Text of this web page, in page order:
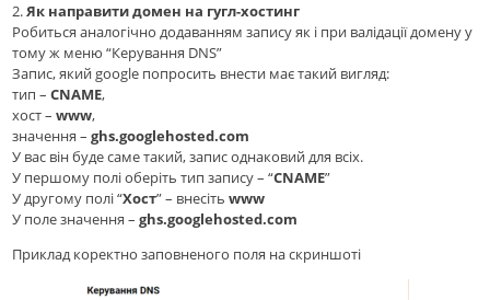
2.Як направити домен на гугл-хостинг
Робиться аналогічно додаванням запису як і при валідації домену у
тому ж меню “Керування DNS”
Запис, який google попросить внести має такий вигляд:
тип –CNAME,
хост –www,
значення –ghs.googlehosted.com
У вас він буде саме такий, запис однаковий для всіх.
У першому полі оберіть тип запису – “CNAME”
У другому полі “Хост” – внесітьwww
У поле значення –ghs.googlehosted.com
Приклад коректно заповненого поля на скриншоті